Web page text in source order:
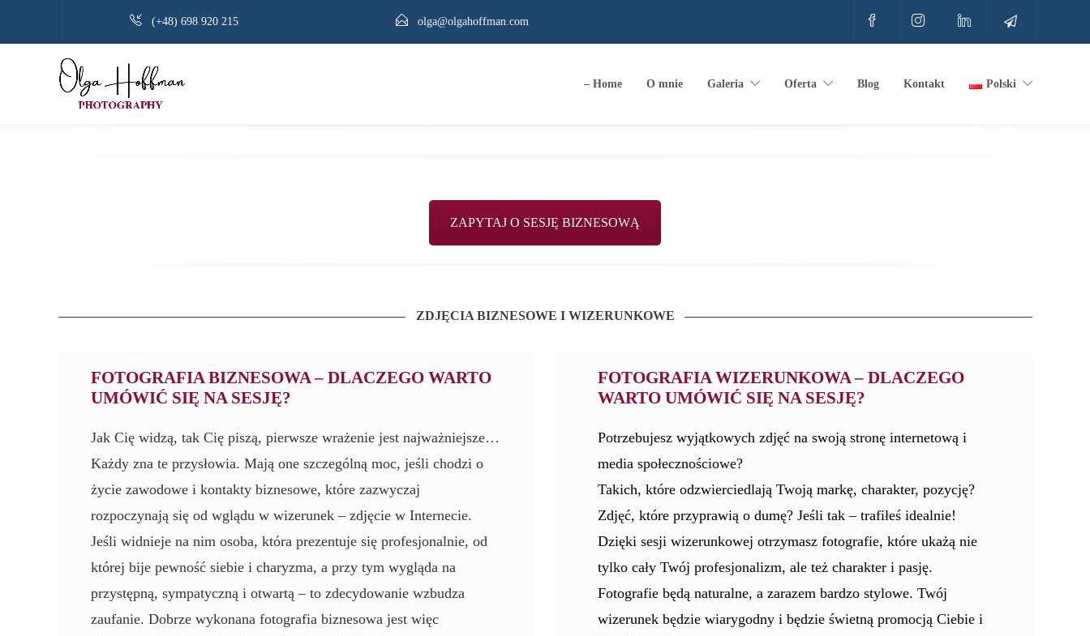
(+48) 698 920 215 olga@olgahoffman.com
– Home O mnie Galeria Oferta Blog Kontakt Polski
ZAPYTAJ O SESJĘ BIZNESOWĄ
ZDJĘCIA BIZNESOWE I WIZERUNKOWE
FOTOGRAFIA BIZNESOWA – DLACZEGO WARTO
UMÓWIĆ SIĘ NA SESJĘ?
Jak Cię widzą, tak Cię piszą, pierwsze wrażenie jest najważniejsze…
Każdy zna te przysłowia. Mają one szczególną moc, jeśli chodzi o
życie zawodowe i kontakty biznesowe, które zazwyczaj
rozpoczynają się od wglądu w wizerunek – zdjęcie w Internecie.
Jeśli widnieje na nim osoba, która prezentuje się profesjonalnie, od
której bije pewność siebie i charyzma, a przy tym wygląda na
przystępną, sympatyczną i otwartą – to zdecydowanie wzbudza
zaufanie. Dobrze wykonana fotografia biznesowa jest więc
FOTOGRAFIA WIZERUNKOWA – DLACZEGO
WARTO UMÓWIĆ SIĘ NA SESJĘ?
Potrzebujesz wyjątkowych zdjęć na swoją stronę internetową i
media społecznościowe?
Takich, które odzwierciedlają Twoją markę, charakter, pozycję?
Zdjęć, które przyprawią o dumę? Jeśli tak – trafiłeś idealnie!
Dzięki sesji wizerunkowej otrzymasz fotografie, które ukażą nie
tylko cały Twój profesjonalizm, ale też charakter i pasję.
Fotografie będą naturalne, a zarazem bardzo stylowe. Twój
wizerunek będzie wiarygodny i będzie świetną promocją Ciebie i